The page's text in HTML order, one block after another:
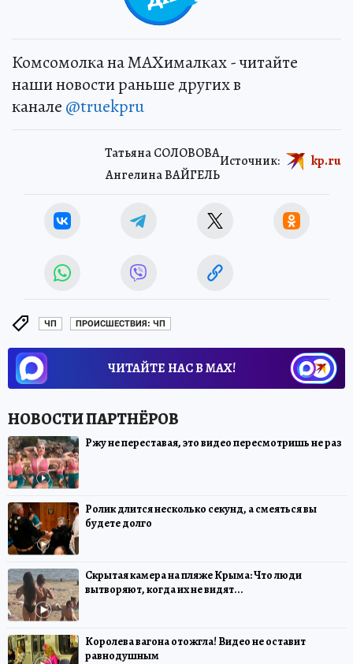
Комсомолка на MAXималках - читайте
наши новости раньше других в
канале @truekpru
Татьяна СОЛОВОВА
Ангелина ВАЙГЕЛЬ
Источник: kp.ru
ЧП ПРОИСШЕСТВИЯ: ЧП
ЧИТАЙТЕ НАС В МАХ!
Ржу не переставая, это видео пересмотришь не раз
Ролик длится несколько секунд, а смеяться вы
будете долго
Скрытая камера на пляже Крыма: Что люди
вытворяют, когда их не видят...
Королева вагона отожгла! Видео не оставит
равнодушным